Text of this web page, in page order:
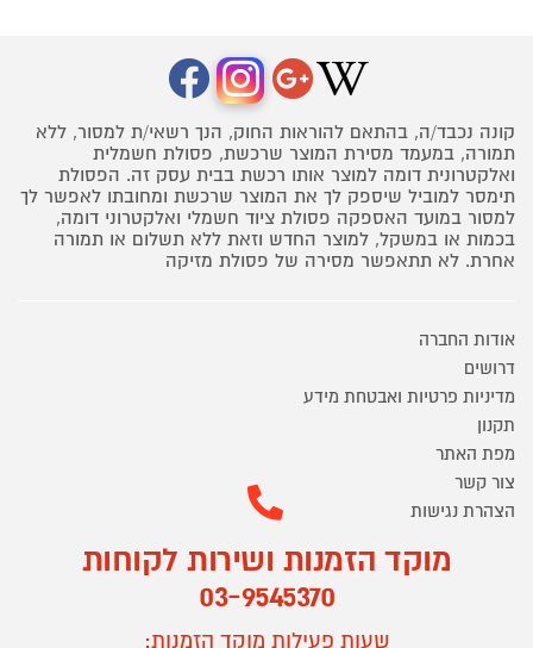
קונה נכבד/ה, בהתאם להוראות החוק, הנך רשאי/ת למסור, ללא
תמורה, במעמד מסירת המוצר שרכשת, פסולת חשמלית
ואלקטרונית דומה למוצר אותו רכשת בבית עסק זה. הפסולת
תימסר למוביל שיספק לך את המוצר שרכשת ומחובתו לאפשר לך
למסור במועד האספקה פסולת ציוד חשמלי ואלקטרוני דומה,
בכמות או במשקל, למוצר החדש וזאת ללא תשלום או תמורה
אחרת. לא תתאפשר מסירה של פסולת מזיקה
אודות החברה
דרושים
מדיניות פרטיות ואבטחת מידע
תקנון
מפת האתר
צור קשר
הצהרת נגישות
מוקד הזמנות ושירות לקוחות
03-9545370
שעות פעילות מוקד הזמנות: